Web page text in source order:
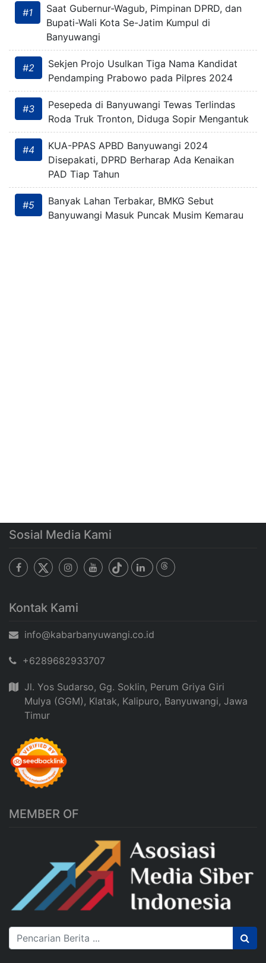
#1
Saat Gubernur-Wagub, Pimpinan DPRD, dan
Bupati-Wali Kota Se-Jatim Kumpul di
Banyuwangi
#2
Sekjen Projo Usulkan Tiga Nama Kandidat
Pendamping Prabowo pada Pilpres 2024
#3
Pesepeda di Banyuwangi Tewas Terlindas
Roda Truk Tronton, Diduga Sopir Mengantuk
#4
KUA-PPAS APBD Banyuwangi 2024
Disepakati, DPRD Berharap Ada Kenaikan
PAD Tiap Tahun
#5
Banyak Lahan Terbakar, BMKG Sebut
Banyuwangi Masuk Puncak Musim Kemarau
Sosial Media Kami
Kontak Kami
info@kabarbanyuwangi.co.id
+6289682933707
Jl. Yos Sudarso, Gg. Soklin, Perum Griya Giri
Mulya (GGM), Klatak, Kalipuro, Banyuwangi, Jawa
Timur
MEMBER OF